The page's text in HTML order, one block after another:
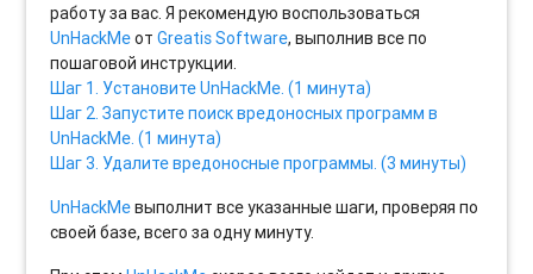
работу за вас. Я рекомендую воспользоваться
UnHackMeотGreatis Software, выполнив все по
пошаговой инструкции.
Шаг 1. Установите UnHackMe. (1 минута)
Шаг 2. Запустите поиск вредоносных программ в
UnHackMe. (1 минута)
Шаг 3. Удалите вредоносные программы. (3 минуты)
UnHackMeвыполнит все указанные шаги, проверяя по
своей базе, всего за одну минуту.